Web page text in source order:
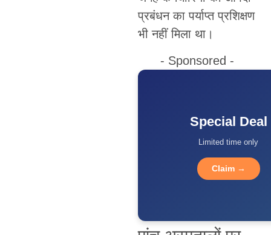
प्रबंधन का पर्याप्त प्रशिक्षण
भी नहीं मिला था।
- Sponsored -
Special Deal
Limited time only
Claim →